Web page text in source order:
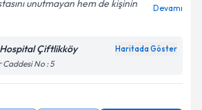
unutmayan hem de kişinin
Devamı
Çiftlikköy Haritada Göster
No : 5